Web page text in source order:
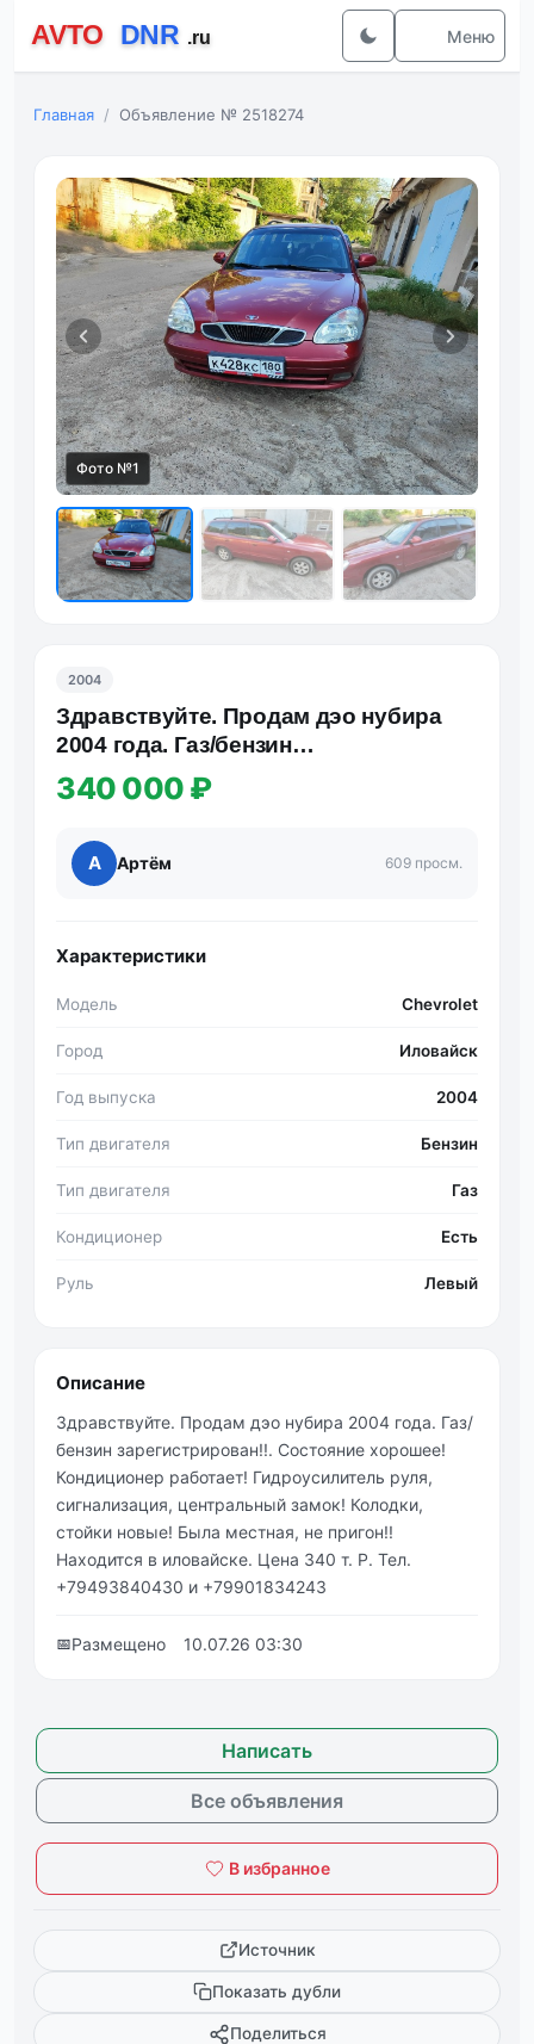
Меню
Главная Объявление № 2518274
Фото №1
2004
Здравствуйте. Продам дэо нубира
2004 года. Газ/бензин
зарегистрирован!!. Состояние
хорошее…
340 000 ₽
А Артём 609 просм.
Характеристики
Модель Chevrolet
Город Иловайск
Год выпуска 2004
Тип двигателя Бензин
Тип двигателя Газ
Кондиционер Есть
Руль Левый
Описание
Здравствуйте. Продам дэо нубира 2004 года. Газ/
бензин зарегистрирован!!. Состояние хорошее!
Кондиционер работает! Гидроусилитель руля,
сигнализация, центральный замок! Колодки,
стойки новые! Была местная, не пригон!!
Находится в иловайске. Цена 340 т. Р. Тел.
+79493840430 и +79901834243
📅Размещено 10.07.26 03:30
Написать
Все объявления
В избранное
Источник
Показать дубли
Поделиться